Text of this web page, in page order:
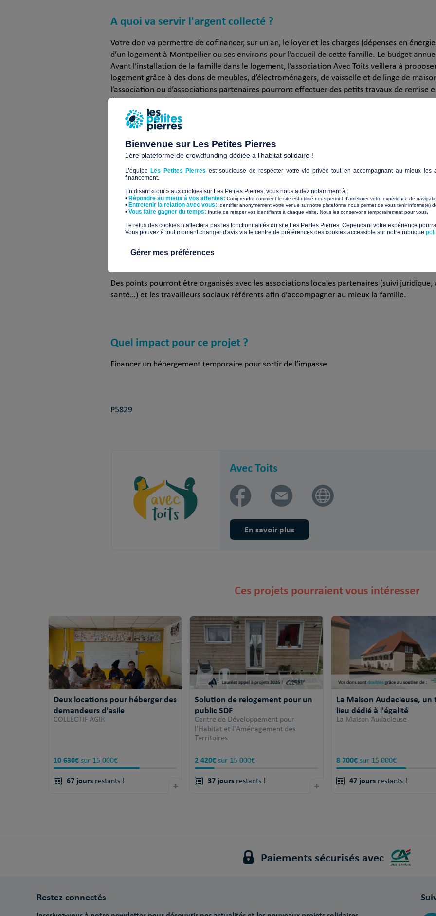
A quoi va servir l'argent collecté ?
Votre don va permettre de cofinancer, sur un an, le loyer et les charges (dépenses en
d’un logement à Montpellier ou ses environs pour l’accueil de cette famille. Le budget
Avant l’installation de la famille dans le logement, l’association Avec Toits veillera à
logement grâce à des dons de meubles, d’électroménagers, de vaisselle et de linge de
l’association ou d’associations partenaires pourront effectuer des petits travaux de remise
l’interlocuteur du bailleur.
Les modalités d’hébergement de la famille feront l’objet d’une convention avec
durée, les droits et devoirs. Cette famille logée par l’association Avec Toits bénéficiera d’un
bénévoles référents.
Ces derniers:
Veilleront à l’installation de la famille dans de bonnes conditions
Orienteront la famille vers les associations ressources en matière de vie quotidienne
et vie socio-culturelle
Aideront aux démarches administratives quand elles relèvent de l’association et orientent
Mettront en place un suivi régulier pour un bon déroulement du séjour et sont à l’écoute
Des points pourront être organisés avec les associations locales partenaires (suivi juridique,
santé…) et les travailleurs sociaux référents afin d’accompagner au mieux la famille.
Quel impact pour ce projet ?
Financer un hébergement temporaire pour sortir de l’impasse
P5829
Avec Toits
En savoir plus
Ces projets pourraient vous intéresser
Deux locations pour héberger des
demandeurs d'asile
COLLECTIF AGIR
10 630€ sur 15 000€
67 jours restants ! +
Solution de relogement pour un
public SDF
Centre de Développement pour
l'Habitat et l'Aménagement des
Territoires
2 420€ sur 15 000€
37 jours restants ! +
La Maison Audacieuse, un
lieu dédié à l'égalité
La Maison Audacieuse
8 700€sur 15 000€
47 joursrestants !
Paiements sécurisés avec
Restez connectés
Bienvenue sur Les Petites Pierres
1ère plateforme de crowdfunding dédiée à l’habitat solidaire !
L’équipe Les Petites Pierres est soucieuse de respecter votre vie privée tout en accompagnant au mieux les
financement.
En disant « oui » aux cookies sur Les Petites Pierres, vous nous aidez notamment à :
• Répondre au mieux à vos attentes: Comprendre comment le site est utilisé nous permet d'améliorer votre expérience de
• Entretenir la relation avec vous: Identifier anonymement votre venue sur notre plateforme nous permet de vous tenir informé(e)
​• Vous faire gagner du temps: Inutile de retaper vos identifiants à chaque visite. Nous les conservons temporairement pour vous.
​Le refus des cookies n’affectera pas les fonctionnalités du site Les Petites Pierres. Cependant votre expérience
Vous pouvez à tout moment changer d'avis via le centre de préférences des cookies accessible sur notre rubrique
Gérer mes préférences